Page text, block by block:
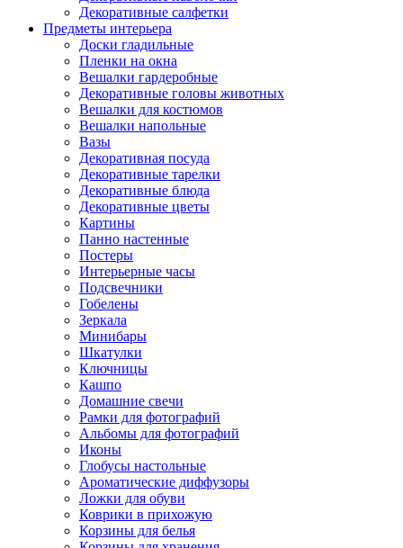
Декоративные салфетки
Предметы интерьера
Доски гладильные
Пленки на окна
Вешалки гардеробные
Декоративные головы животных
Вешалки для костюмов
Вешалки напольные
Вазы
Декоративная посуда
Декоративные тарелки
Декоративные блюда
Декоративные цветы
Картины
Панно настенные
Постеры
Интерьерные часы
Подсвечники
Гобелены
Зеркала
Минибары
Шкатулки
Ключницы
Кашпо
Домашние свечи
Рамки для фотографий
Альбомы для фотографий
Иконы
Глобусы настольные
Ароматические диффузоры
Ложки для обуви
Коврики в прихожую
Корзины для белья